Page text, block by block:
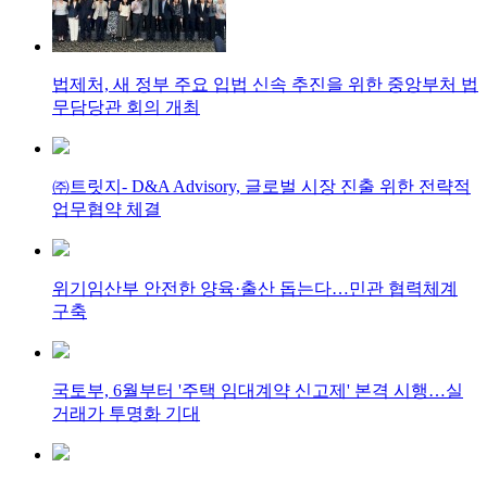
법제처, 새 정부 주요 입법 신속 추진을 위한 중앙부처 법
무담당관 회의 개최
㈜트릿지- D&A Advisory, 글로벌 시장 진출 위한 전략적
업무협약 체결
위기임산부 안전한 양육·출산 돕는다…민관 협력체계
구축
국토부, 6월부터 '주택 임대계약 신고제' 본격 시행…실
거래가 투명화 기대